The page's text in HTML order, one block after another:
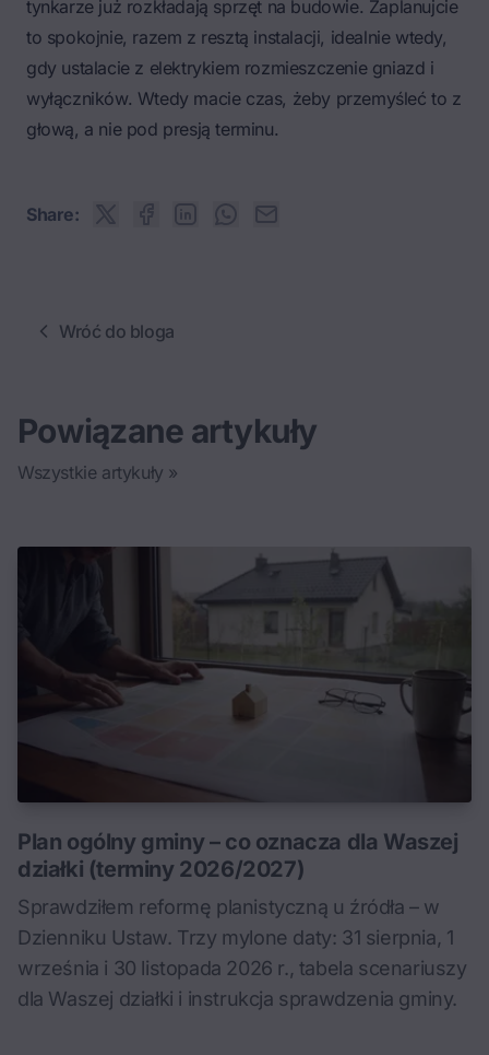
tynkarze już rozkładają sprzęt na budowie. Zaplanujcie
to spokojnie, razem z resztą instalacji, idealnie wtedy,
gdy ustalacie z elektrykiem rozmieszczenie gniazd i
wyłączników. Wtedy macie czas, żeby przemyśleć to z
głową, a nie pod presją terminu.
Share:
Wróć do bloga
Powiązane artykuły
Wszystkie artykuły »
Plan ogólny gminy – co oznacza dla Waszej
działki (terminy 2026/2027)
Sprawdziłem reformę planistyczną u źródła – w
Dzienniku Ustaw. Trzy mylone daty: 31 sierpnia, 1
września i 30 listopada 2026 r., tabela scenariuszy
dla Waszej działki i instrukcja sprawdzenia gminy.